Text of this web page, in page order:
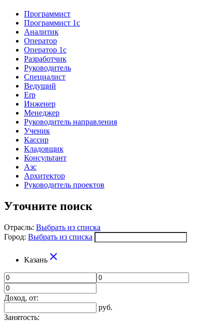
Программист
Программист 1с
Аналитик
Оператор
Оператор 1с
Разработчик
Руководитель
Специалист
Ведущий
Erp
Инженер
Менеджер
Руководитель направления
Ученик
Кассир
Кладовщик
Консультант
Азс
Архитектор
Руководитель проектов
Уточните поиск
Отрасль: Выбрать из списка
Город: Выбрать из списка
Казань close
Доход, от:
руб.
Занятость: